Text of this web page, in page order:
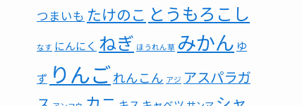
つまいも たけのこ とうもろこし
なす にんにく ねぎ ほうれん草 みかん ゆ
ず りんごれんこん アジ アスパラガ